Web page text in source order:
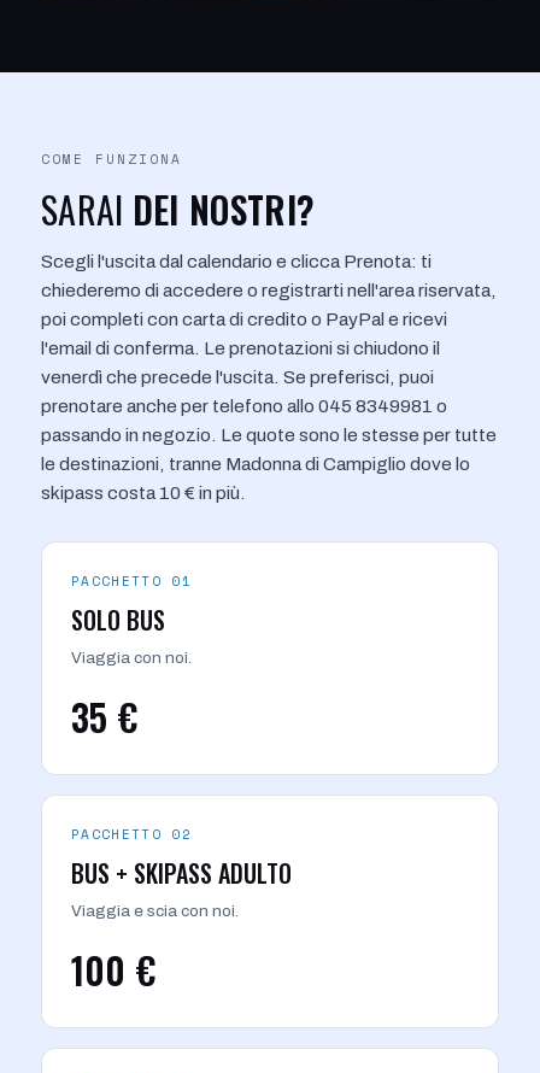
COME FUNZIONA
SARAI DEI NOSTRI?
Scegli l'uscita dal calendario e clicca Prenota: ti
chiederemo di accedere o registrarti nell'area riservata,
poi completi con carta di credito o PayPal e ricevi
l'email di conferma. Le prenotazioni si chiudono il
venerdì che precede l'uscita. Se preferisci, puoi
prenotare anche per telefono allo 045 8349981 o
passando in negozio. Le quote sono le stesse per tutte
le destinazioni, tranne Madonna di Campiglio dove lo
skipass costa 10 € in più.
PACCHETTO 01
SOLO BUS
Viaggia con noi.
35 €
PACCHETTO 02
BUS + SKIPASS ADULTO
Viaggia e scia con noi.
100 €